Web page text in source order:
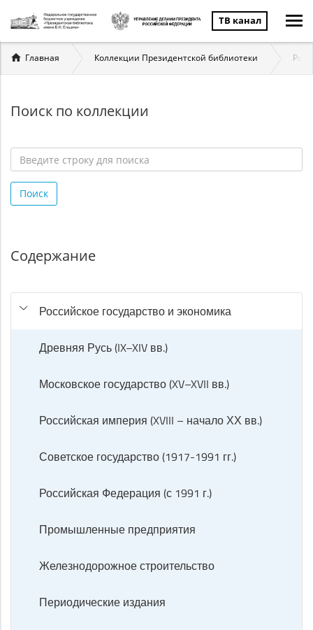
ТВ канал
Вы
здесь
Главная Коллекции Президентской библиотеки
Поиск по коллекции
строку
для
Поиск
Содержание
Российское государство и экономика
Древняя Русь (IX–XIV вв.)
Московское государство (XV–XVII вв.)
Российская империя (XVIII – начало ХХ вв.)
Советское государство (1917-1991 гг.)
Российская Федерация (с 1991 г.)
Промышленные предприятия
Железнодорожное строительство
Периодические издания